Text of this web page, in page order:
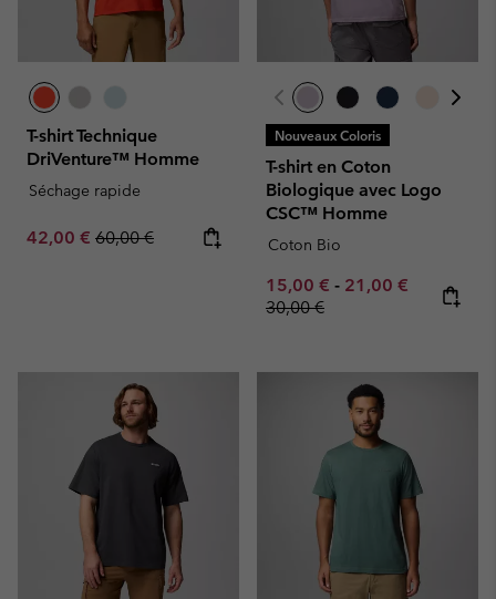
T-shirt Technique
DriVenture™ Homme
Séchage rapide
Sale price:
42,00 € Regular price:
60,00 €
Nouveaux Coloris
T-shirt en Coton
Biologique avec Logo
CSC™ Homme
Coton Bio
Minimum sale price:
15,00 € - Maximum sale
21,00 € Regular
30,00 €